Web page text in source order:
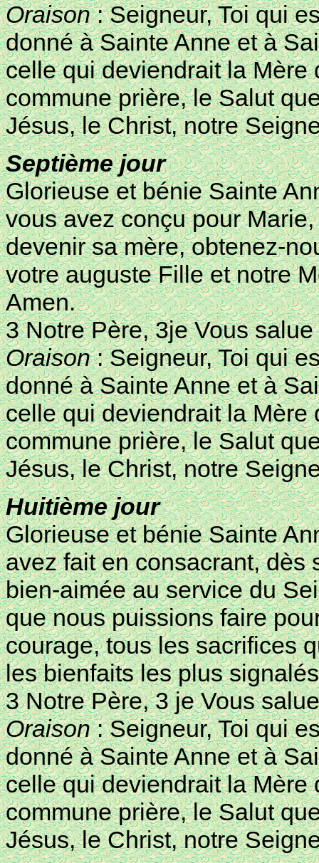
Oraison: Seigneur, Toi qui
donné à Sainte Anne et à
celle qui deviendrait la Mère
commune prière, le Salut
Jésus, le Christ, notre
Septième jour
Glorieuse et bénie Sainte
vous avez conçu pour
devenir sa mère, obtenez-
votre auguste Fille et notre
Amen.
3 Notre Père, 3je Vous
Oraison: Seigneur, Toi qui
donné à Sainte Anne et à
celle qui deviendrait la Mère
commune prière, le Salut
Jésus, le Christ, notre
Huitième jour
Glorieuse et bénie Sainte
avez fait en consacrant, dès
bien-aimée au service du
que nous puissions faire
courage, tous les sacrifices
les bienfaits les plus
3 Notre Père, 3 je Vous
Oraison: Seigneur, Toi qui
donné à Sainte Anne et à
celle qui deviendrait la Mère
commune prière, le Salut
Jésus, le Christ, notre